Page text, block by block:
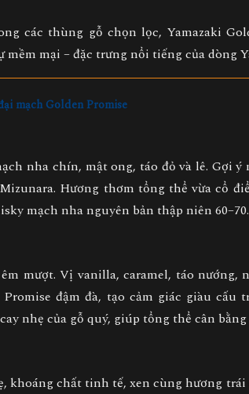
các thùng gỗ chọn lọc, Yamazaki
mại – đặc trưng nổi tiếng của dòng
mạch Golden Promise
nha chín, mật ong, táo đỏ và lê. Gợi ý
Hương thơm tổng thể vừa cổ
mạch nha nguyên bản thập niên 60–70.
êm mượt. Vịvanilla, caramel, táo nướng,
đậm đà, tạo cảm giác giàu cấu
nhẹ của gỗ quý, giúp tổng thể cân
khoáng chất tinh tế, xen cùng hương